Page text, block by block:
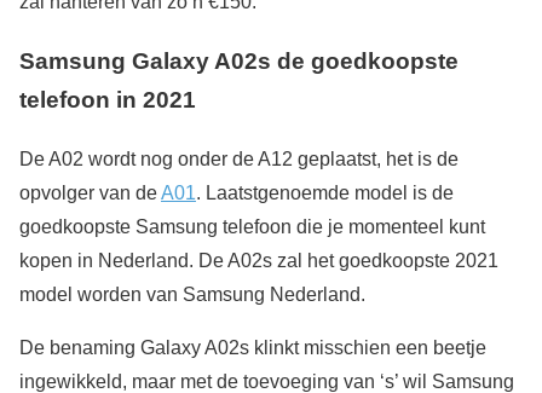
Samsung Galaxy A02s de goedkoopste
telefoon in 2021
De A02 wordt nog onder de A12 geplaatst, het is de
opvolger van deA01. Laatstgenoemde model is de
goedkoopste Samsung telefoon die je momenteel kunt
kopen in Nederland. De A02s zal het goedkoopste 2021
model worden van Samsung Nederland.
De benaming Galaxy A02s klinkt misschien een beetje
ingewikkeld, maar met de toevoeging van ‘s’ wil Samsung